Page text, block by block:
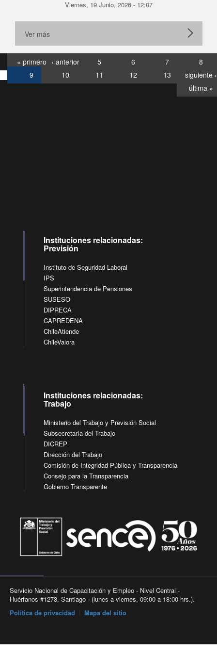
Viernes, 19 Junio, 2026 - 12:07
Ver más
« primero ‹ anterior 5 6 7
8
9
10 11 12 13
siguiente ›
última »
Instituciones relacionadas:
Previsión
Instituto de Seguridad Laboral
IPS
Superintendencia de Pensiones
SUSESO
DIPRECA
CAPREDENA
ChileAtiende
ChileValora
Instituciones relacionadas:
Trabajo
Ministerio del Trabajo y Previsión Social
Subsecretaría del Trabajo
DICREP
Dirección del Trabajo
Comisión de Integridad Pública y Transparencia
Consejo para la Transparencia
Gobierno Transparente
Servicio Nacional de Capacitación y Empleo - Nivel Central -
Huérfanos #1273, Santiago - (lunes a viernes, 09:00 a 18:00 hrs.).
Política de privacidad
Mapa del sitio